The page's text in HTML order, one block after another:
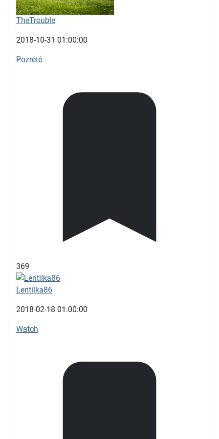
TheTrouble
2018-10-31 01:00:00
Pozreté
369
Lentilka86
2018-02-18 01:00:00
Watch